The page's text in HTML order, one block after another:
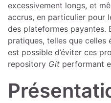
excessivement longs, et
accrus, en particulier pour
des plateformes payantes.
pratiques, telles que celles
est possible d’éviter ces
repository Git performant